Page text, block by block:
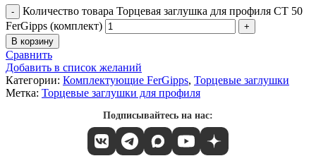
Количество товара Торцевая заглушка для профиля СТ 50
FerGipps (комплект)
В корзину
Сравнить
Добавить в список желаний
Категории: Комплектующие FerGipps, Торцевые заглушки
Метка: Торцевые заглушки для профиля
Подписывайтесь на нас: